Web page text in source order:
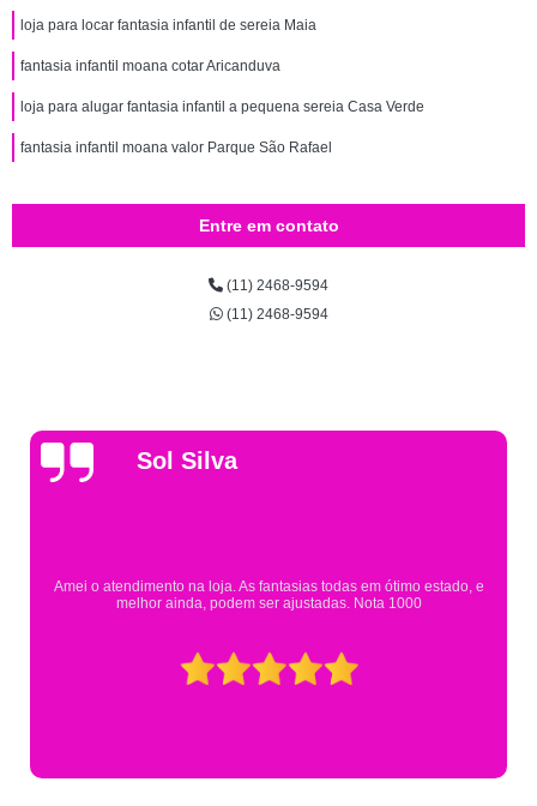
loja para locar fantasia infantil de sereia Maia
fantasia infantil moana cotar Aricanduva
loja para alugar fantasia infantil a pequena sereia Casa Verde
fantasia infantil moana valor Parque São Rafael
Entre em contato
(11) 2468-9594
(11) 2468-9594
Gsutavo Pinto
Pesquisei em mais de 20 lojas e só encontrei a fantasia de meu filho na
Eureka. Cheguei praticamente no horário em que estavam fechando e
mesmo assim fui muito bem atendido.